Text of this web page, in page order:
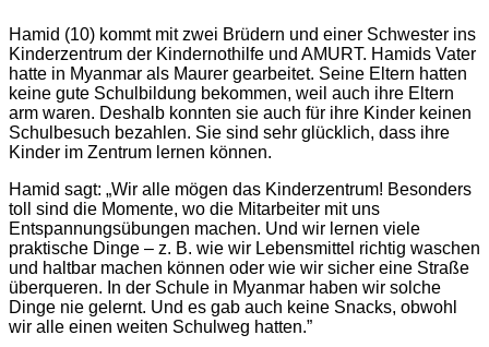
Hamid (10) kommt mit zwei Brüdern und einer Schwester ins
Kinderzentrum der Kindernothilfe und AMURT. Hamids Vater
hatte in Myanmar als Maurer gearbeitet. Seine Eltern hatten
keine gute Schulbildung bekommen, weil auch ihre Eltern
arm waren. Deshalb konnten sie auch für ihre Kinder keinen
Schulbesuch bezahlen. Sie sind sehr glücklich, dass ihre
Kinder im Zentrum lernen können.
Hamid sagt: „Wir alle mögen das Kinderzentrum! Besonders
toll sind die Momente, wo die Mitarbeiter mit uns
Entspannungsübungen machen. Und wir lernen viele
praktische Dinge – z. B. wie wir Lebensmittel richtig waschen
und haltbar machen können oder wie wir sicher eine Straße
überqueren. In der Schule in Myanmar haben wir solche
Dinge nie gelernt. Und es gab auch keine Snacks, obwohl
wir alle einen weiten Schulweg hatten.”